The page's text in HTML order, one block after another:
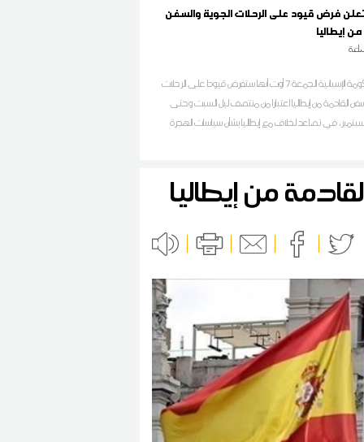
تعلن فرض قيود على الرحلات الجوية والسفن
إيطاليا
أعلنت الحكومة الإسبانية الجمعة 7 أوت أنها ستفرض قيودا على الرحلات
القادمة من إيطاليا اعتبارا من منتصف ليل السبت وحتى
في تصاعد لخلاف مع إيطاليا بشأن سياسات الهجرة
من إيطاليا